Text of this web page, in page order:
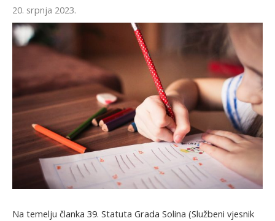
20. srpnja 2023.
Na temelju članka 39. Statuta Grada Solina (Službeni vjesnik